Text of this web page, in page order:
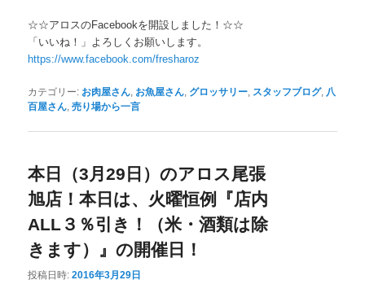
☆☆アロスのFacebookを開設しました！☆☆
「いいね！」よろしくお願いします。
https://www.facebook.com/fresharoz
カテゴリー: お肉屋さん, お魚屋さん, グロッサリー, スタッフブログ, 八
百屋さん,売り場から一言
本日（3月29日）のアロス尾張
旭店！本日は、火曜恒例『店内
ALL３％引き！（米・酒類は除
きます）』の開催日！
投稿日時:2016年3月29日